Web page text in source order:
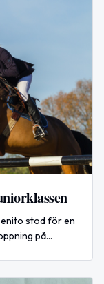
stod för en
på